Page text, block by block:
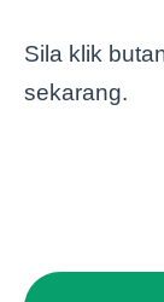
Sila klik
sekarang.